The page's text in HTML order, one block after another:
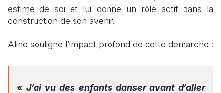
estime de soi et lui donne un rôle actif dans la
construction de son avenir.
Aline souligne l’impact profond de cette démarche :
« J’ai vu des enfants danser avant d’aller